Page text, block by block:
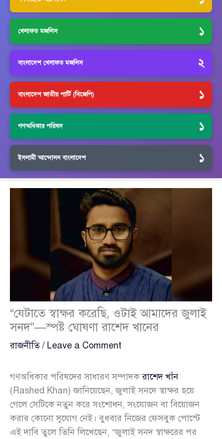
খেলাফত মজলিস ১
বাংলাদেশ খেলাফত মজলিস ২
বাংলাদেশ জাতীয় পার্টি (বিজেপি) ১
গণঅধিকার পরিষদ ১
ইসলামী আন্দোলন বাংলাদেশ ১
“যেটাতে স্বাক্ষর করেছি, ওটাই আমাদের জুলাই
সনদ”—স্পষ্ট ঘোষণা রাশেদ খানের
রাজনীতি/ Leave a Comment
গণঅধিকার পরিষদের সাধারণ সম্পাদকরাশেদ খাঁন
(Rashed Khan) জানিয়েছেন, জুলাই সনদে স্বাক্ষর হয়ে
গেলে সেটিকে নতুন করে সংশোধন, সংযোজন বা বিয়োজন
করার কোনো সুযোগ নেই। বুধবার নিজের ফেসবুক পোস্টে
এই দাবি তুলে তিনি লিখেছেন, “জুলাই সনদ স্বাক্ষরের পর